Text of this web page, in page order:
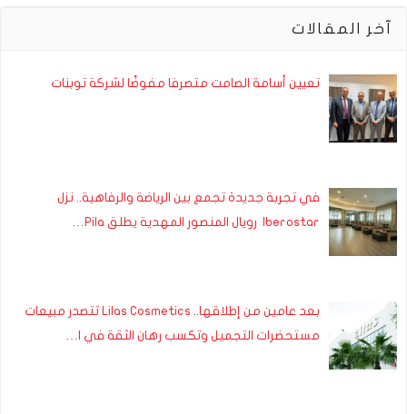
آخر المقالات
تعيين أسامة الصامت متصرفا مفوضًا لشركة توبنات
في تجربة جديدة تجمع بين الرياضة والرفاهية.. نزل
Iberostar رويال المنصور المهدية يطلق Pila…
بعد عامين من إطلاقها.. Lilas Cosmetics تتصدر مبيعات
مستحضرات التجميل وتكسب رهان الثقة في ا…